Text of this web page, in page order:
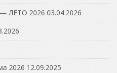
ЛЕТО 2026 03.04.2026
2026 12.09.2025